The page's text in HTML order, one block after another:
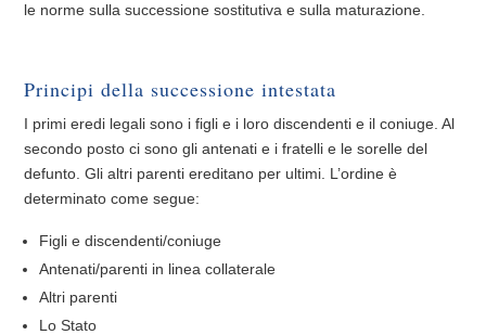
le norme sulla successione sostitutiva e sulla maturazione.
Principi della successione intestata
I primi eredi legali sono i figli e i loro discendenti e il coniuge. Al
secondo posto ci sono gli antenati e i fratelli e le sorelle del
defunto. Gli altri parenti ereditano per ultimi. L’ordine è
determinato come segue:
Figli e discendenti/coniuge
Antenati/parenti in linea collaterale
Altri parenti
Lo Stato